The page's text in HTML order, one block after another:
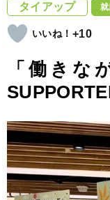
タイアップ
+10
「働きな